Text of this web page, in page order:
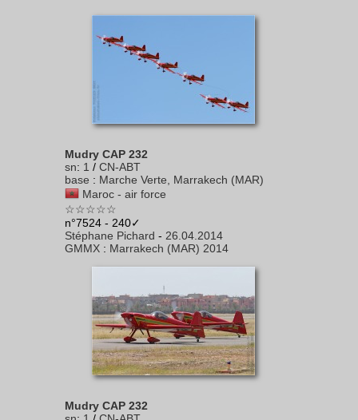
Mudry CAP 232
sn: 1 / CN-ABT
base : Marche Verte, Marrakech (MAR)
Maroc - air force
☆☆☆☆☆
n°7524 - 240✓
Stéphane Pichard - 26.04.2014
GMMX : Marrakech (MAR) 2014
Mudry CAP 232